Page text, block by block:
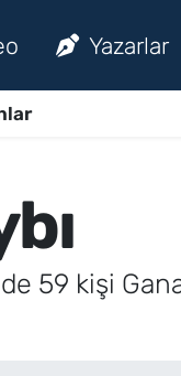
Yazarlar
59 kişi